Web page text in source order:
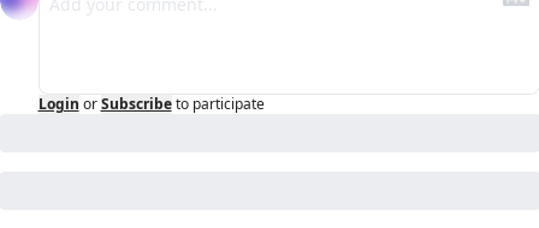
Login or Subscribe to participate